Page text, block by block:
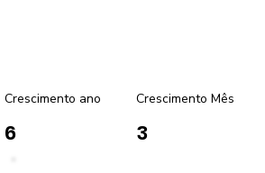
6
Crescimento ano
3
Crescimento Mês